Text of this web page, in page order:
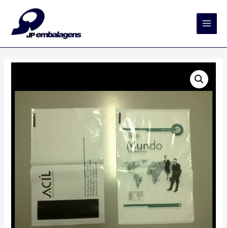
Main